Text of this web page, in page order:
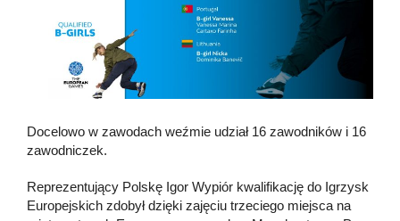
Docelowo w zawodach weźmie udział 16 zawodników i 16
zawodniczek.
Reprezentujący Polskę Igor Wypiór kwalifikację do Igrzysk
Europejskich zdobył dzięki zajęciu trzeciego miejsca na